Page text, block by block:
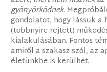
gyönyörködnek.
gondolatot, hogy lássuk a
(többnyire rejtett)
kialakulásában. Fontos
amiről a szakasz szól, az
életünkbe is kerülhet.